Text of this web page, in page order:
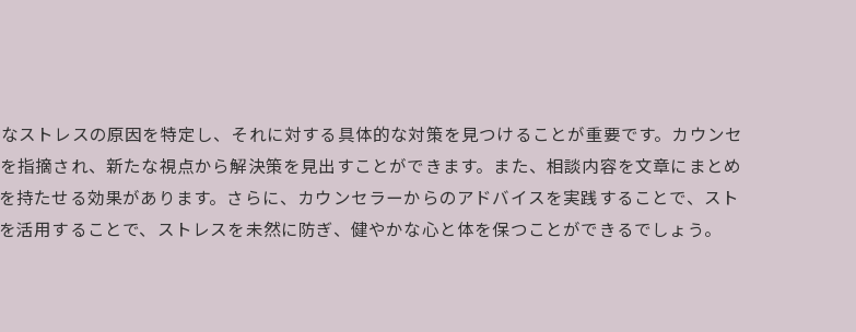
解放する相談の効果
たことで得られた慰め
ストレスの原因を特定し、それに対する具体的な対策を見つけることが重要です。カウンセ
指摘され、新たな視点から解決策を見出すことができます。また、相談内容を文章にまとめ
持たせる効果があります。さらに、カウンセラーからのアドバイスを実践することで、スト
用することで、ストレスを未然に防ぎ、健やかな心と体を保つことができるでしょう。